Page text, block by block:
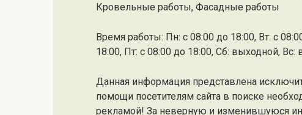
Кровельные работы, Фасадные работы
Время работы: Пн: с 08:00 до 18:00, Вт: с
18:00, Пт: с 08:00 до 18:00, Сб: выходной, Вс:
Данная информация представлена
помощи посетителям сайта в поиске
рекламой! За неверную и изменившуюся